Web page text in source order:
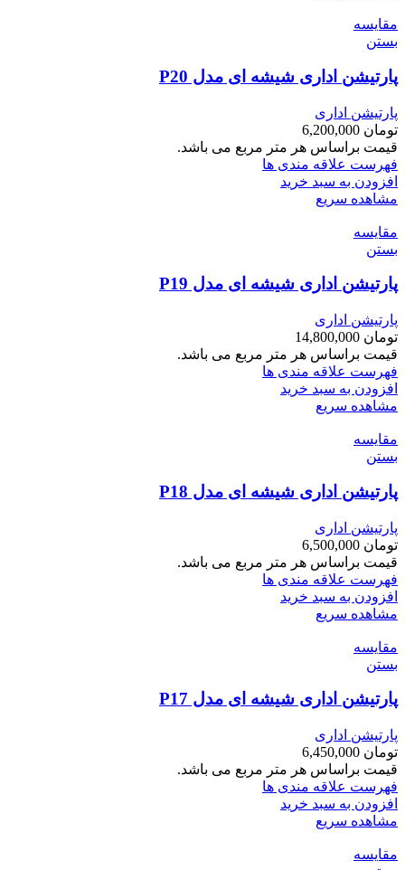
مقایسه
بستن
پارتیشن اداری شیشه ای مدل P20
پارتیشن اداری
تومان
قیمت براساس هر متر مربع می باشد.
فهرست علاقه مندی ها
افزودن به سبد خرید
مشاهده سریع
مقایسه
بستن
پارتیشن اداری شیشه ای مدل P19
پارتیشن اداری
تومان
قیمت براساس هر متر مربع می باشد.
فهرست علاقه مندی ها
افزودن به سبد خرید
مشاهده سریع
مقایسه
بستن
پارتیشن اداری شیشه ای مدل P18
پارتیشن اداری
تومان
قیمت براساس هر متر مربع می باشد.
فهرست علاقه مندی ها
افزودن به سبد خرید
مشاهده سریع
مقایسه
بستن
پارتیشن اداری شیشه ای مدل P17
پارتیشن اداری
تومان
قیمت براساس هر متر مربع می باشد.
فهرست علاقه مندی ها
افزودن به سبد خرید
مشاهده سریع
مقایسه